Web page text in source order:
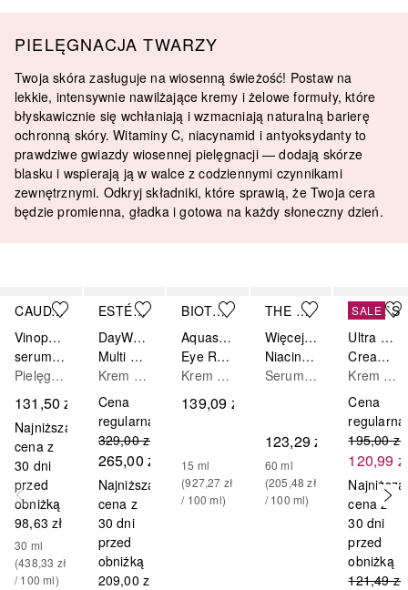
PIELĘGNACJA TWARZY
Twoja skóra zasługuje na wiosenną świeżość! Postaw na
lekkie, intensywnie nawilżające kremy i żelowe formuły, które
błyskawicznie się wchłaniają i wzmacniają naturalną barierę
ochronną skóry. Witaminy C, niacynamid i antyoksydanty to
prawdziwe gwiazdy wiosennej pielęgnacji — dodają skórze
blasku i wspierają ją w walce z codziennymi czynnikami
zewnętrznymi. Odkryj składniki, które sprawią, że Twoja cera
będzie promienna, gładka i gotowa na każdy słoneczny dzień.
CAUDALIE
Vinopure
serum z kwasem salicylowym na niedoskonałości
Pielęgnacja Anti-Acne
131,50 zł
Najniższa
cena z
30 dni
przed
obniżką
98,63 zł
30 ml
(438,33 zł
/ 100 ml)
ESTÉE LAUDER
DayWear
Multi Protection Anti-Oxidant Cream SPF 15
Krem na dzień
Cena
regularna
329,00 zł
265,00 zł
Najniższa
cena z
30 dni
przed
obniżką
209,00 zł
BIOTHERM
Aquasource
Eye Revitalizer
Krem pod oczy
139,09 zł
15 ml
(927,27 zł
/ 100 ml)
THE ORDINARY
Więcej molekuł
Niacinamide 10% + Zinc 1%
Serum nawilżające
123,29 zł
60 ml
(205,48 zł
/ 100 ml)
KIEHL`S
Ultra Facial
Cream krem nawilżający
Krem do twarzy
Cena
regularna
195,00 zł
120,99
Najniższa
cena z
30 dni
przed
obniżką
121,49 zł
SALE